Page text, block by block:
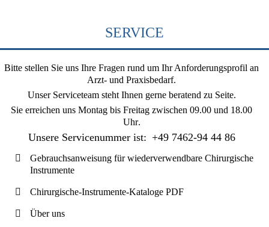
SERVICE
Bitte stellen Sie uns Ihre Fragen rund um Ihr Anforderungsprofil an
Arzt- und Praxisbedarf.
Unser Serviceteam steht Ihnen gerne beratend zu Seite.
Sie erreichen uns Montag bis Freitag zwischen 09.00 und 18.00
Uhr.
Unsere Servicenummer ist: +49 7462-94 44 86
Gebrauchsanweisung für wiederverwendbare Chirurgische
Instrumente
Chirurgische-Instrumente-Kataloge PDF
Über uns